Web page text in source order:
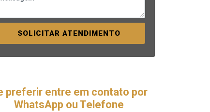
SOLICITAR ATENDIMENTO
preferir entre em contato por
WhatsApp ou Telefone